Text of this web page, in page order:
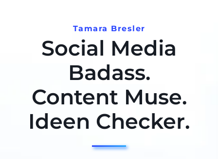
Tamara Bresler
Social Media
Badass.
Content Muse.
Ideen Checker.